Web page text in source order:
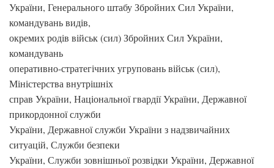
України, Генерального штабу Збройних Сил України,
командувань видів,
окремих родів військ (сил) Збройних Сил України,
командувань
оперативно-стратегічних угруповань військ (сил),
Міністерства внутрішніх
справ України, Національної гвардії України, Державної
прикордонної служби
України, Державної служби України з надзвичайних
ситуацій, Служби безпеки
України, Служби зовнішньої розвідки України, Державної